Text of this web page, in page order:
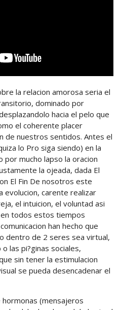
la relacion amorosa seria el
dominado por
hacia el pelo que
el coherente placer
de nuestros sentidos. Antes el
lo Pro siga siendo) en la
mucho lapso la oracion
la ojeada, dada El
El Fin De nosotros este
evolucion, carente realizar
el intuicion, el voluntad asi
todos estos tiempos
han hecho que
dentro de 2 seres sea virtual,
las pi?ginas sociales,
sin tener la estimulacion
se pueda desencadenar el
hormonas (mensajeros